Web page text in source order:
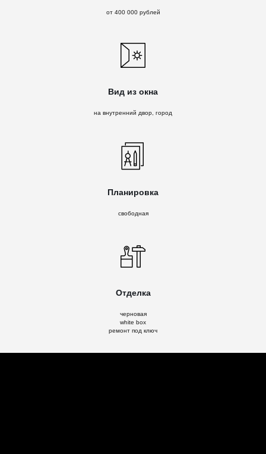
от 400 000 рублей
Вид из окна
на внутренний двор, город
Планировка
свободная
Отделка
черновая
white box
ремонт под ключ